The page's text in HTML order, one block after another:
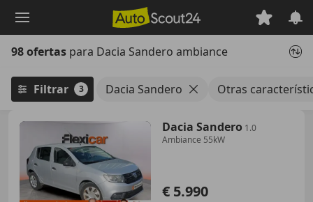
principal
98 ofertas para Dacia Sandero ambiance
Filtrar 3 Dacia Sandero Otras
Dacia Sandero 1.0
Ambiance 55kW
€ 5.990